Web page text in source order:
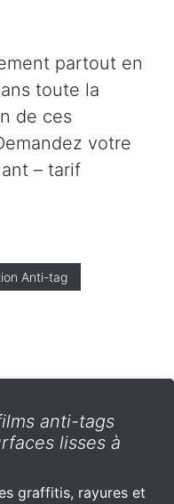
partout en
toute la
de ces
votre
– tarif
Anti-tag
anti-tags
lisses à
graffitis, rayures et